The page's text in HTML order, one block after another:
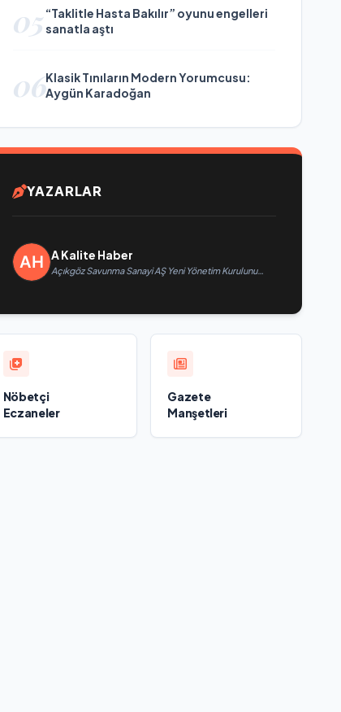
05 “Taklitle Hasta Bakılır” oyunu engelleri
sanatla aştı
06Klasik Tınıların Modern Yorumcusu:
Aygün Karadoğan
YAZARLAR
A Kalite Haber
Açıkgöz Savunma Sanayi AŞ Yeni Yönetim Kurulunu
Nöbetçi
Eczaneler
Gazete
Manşetleri